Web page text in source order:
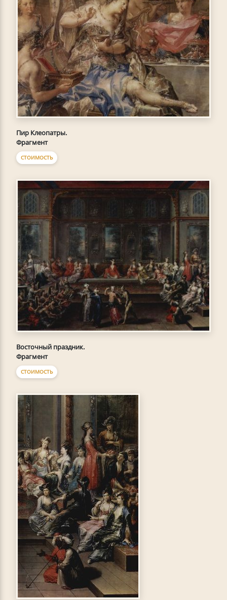
Пир Клеопатры.
Фрагмент
СТОИМОСТЬ
Восточный праздник.
Фрагмент
СТОИМОСТЬ